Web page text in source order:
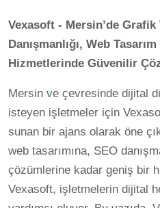
Vexasoft - Mersin’de Grafik
Danışmanlığı, Web
Hizmetlerinde Güvenilir
Mersin ve çevresinde dijital
isteyen işletmeler için
sunan bir ajans olarak öne
web tasarımına, SEO
çözümlerine kadar geniş bir
Vexasoft, işletmelerin dijital